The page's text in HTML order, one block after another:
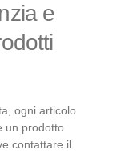
e
ogni articolo
un prodotto
contattare il